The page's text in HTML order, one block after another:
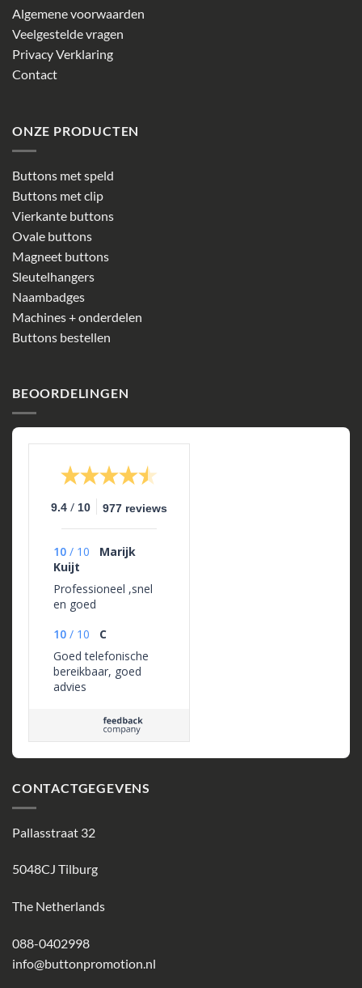
Algemene voorwaarden
Veelgestelde vragen
Privacy Verklaring
Contact
ONZE PRODUCTEN
Buttons met speld
Buttons met clip
Vierkante buttons
Ovale buttons
Magneet buttons
Sleutelhangers
Naambadges
Machines + onderdelen
Buttons bestellen
BEOORDELINGEN
9.4 / 10 977 reviews
10 / 10
Marijk
Kuijt
Professioneel ,snel
en goed
10 / 10
C
Goed telefonische
bereikbaar, goed
advies
CONTACTGEGEVENS
Pallasstraat 32
5048CJ Tilburg
The Netherlands
088-0402998
info@buttonpromotion.nl